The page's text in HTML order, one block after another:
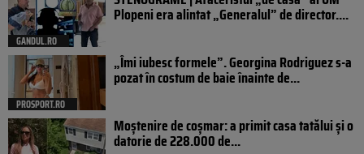
GANDUL.RO
Plopeni era alintat „Generalul” de director....
PROSPORT.RO
„Îmi iubesc formele”. Georgina Rodriguez s-a
pozat în costum de baie înainte de...
Moștenire de coșmar: a primit casa tatălui și o
datorie de 228.000 de...